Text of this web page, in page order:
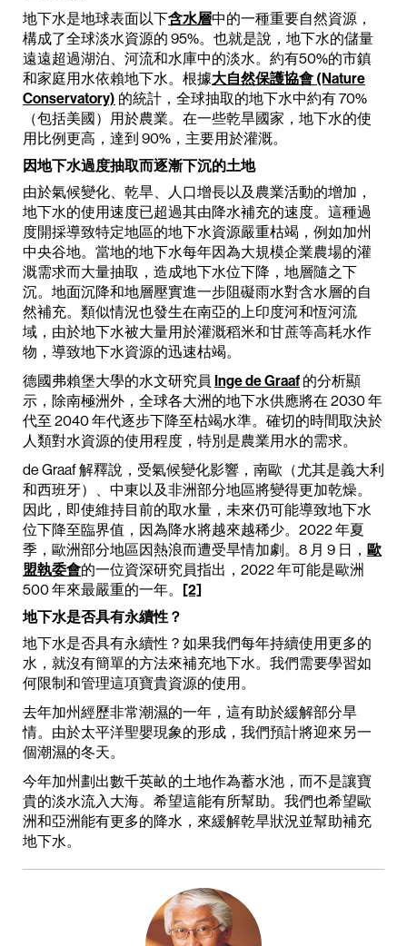
地下水是地球表面以下含水層中的一種重要自然資源，
構成了全球淡水資源的 95%。也就是說，地下水的儲量
遠遠超過湖泊、河流和水庫中的淡水。約有50%的市鎮
和家庭用水依賴地下水。根據大自然保護協會 (Nature
Conservatory) 的統計，全球抽取的地下水中約有 70%
（包括美國）用於農業。在一些乾旱國家，地下水的使
用比例更高，達到 90%，主要用於灌溉。
因地下水過度抽取而逐漸下沉的土地
由於氣候變化、乾旱、人口增長以及農業活動的增加，
地下水的使用速度已超過其由降水補充的速度。這種過
度開採導致特定地區的地下水資源嚴重枯竭，例如加州
中央谷地。當地的地下水每年因為大規模企業農場的灌
溉需求而大量抽取，造成地下水位下降，地層隨之下
沉。地面沉降和地層壓實進一步阻礙雨水對含水層的自
然補充。類似情況也發生在南亞的上印度河和恆河流
域，由於地下水被大量用於灌溉稻米和甘蔗等高耗水作
物，導致地下水資源的迅速枯竭。
德國弗賴堡大學的水文研究員 Inge de Graaf 的分析顯
示，除南極洲外，全球各大洲的地下水供應將在 2030 年
代至 2040 年代逐步下降至枯竭水準。確切的時間取決於
人類對水資源的使用程度，特別是農業用水的需求。
de Graaf 解釋說，受氣候變化影響，南歐（尤其是義大利
和西班牙）、中東以及非洲部分地區將變得更加乾燥。
因此，即使維持目前的取水量，未來仍可能導致地下水
位下降至臨界值，因為降水將越來越稀少。2022 年夏
季，歐洲部分地區因熱浪而遭受旱情加劇。8 月 9 日， 歐
盟執委會的一位資深研究員指出，2022 年可能是歐洲
500 年來最嚴重的一年。 [2]
地下水是否具有永續性？
地下水是否具有永續性？如果我們每年持續使用更多的
水，就沒有簡單的方法來補充地下水。我們需要學習如
何限制和管理這項寶貴資源的使用。
去年加州經歷非常潮濕的一年，這有助於緩解部分旱
情。由於太平洋聖嬰現象的形成，我們預計將迎來另一
個潮濕的冬天。
今年加州劃出數千英畝的土地作為蓄水池，而不是讓寶
貴的淡水流入大海。希望這能有所幫助。我們也希望歐
洲和亞洲能有更多的降水，來緩解乾旱狀況並幫助補充
地下水。